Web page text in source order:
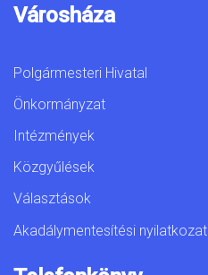
Városháza
Polgármesteri Hivatal
Önkormányzat
Intézmények
Közgyűlések
Választások
Akadálymentesítési nyilatkozat